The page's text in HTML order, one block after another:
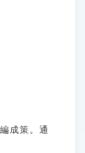
成策。通